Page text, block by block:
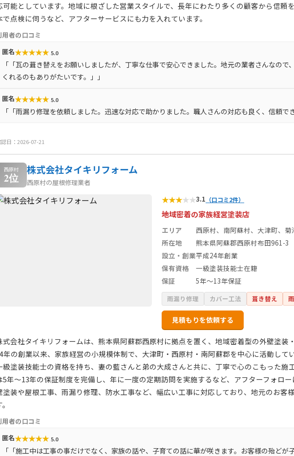
可能としています。地域に根ざした営業スタイルで、長年にわたり多くの顧客から信頼
で点検に伺うなど、アフターサービスにも力を入れています。
用者の口コミ
匿名★★★★★ 5.0
「「瓦の葺き替えをお願いしましたが、丁寧な仕事で安心できました。地元の業者さんなので
くれるのもありがたいです。」」
匿名★★★★★ 5.0
「「雨漏り修理を依頼しました。迅速な対応で助かりました。職人さんの対応も良く、信頼で
日：2026-07-21
西原村
2位
株式会社タイキリフォーム
西原村の屋根修理業者
★★★★★3.1 （口コミ2件）
地域密着の家族経営塗装店
エリア
西原村、南阿蘇村、大津町、菊
所在地
熊本県阿蘇郡西原村布田961-3
設立・創業平成24年創業
保有資格
一級塗装技能士在籍
保証
5年～13年保証
雨漏り修理 カバー工法 葺き替え
見積もりを依頼する
式会社タイキリフォームは、熊本県阿蘇郡西原村に拠点を置く、地域密着型の外壁塗装
年の創業以来、家族経営の小規模体制で、大津町・西原村・南阿蘇郡を中心に活動して
級塗装技能士の資格を持ち、妻の藍さんと弟の大成さんと共に、丁寧で心のこもった施
5年～13年の保証制度を完備し、年に一度の定期訪問を実施するなど、アフターフォロ
塗装や屋根工事、雨漏り修理、防水工事など、幅広い工事に対応しており、地元のお客
用者の口コミ
匿名★★★★★ 5.0
「「施工中は工事の事だけでなく、家族の話や、子育ての話に華が咲きます。お客様の殆どが